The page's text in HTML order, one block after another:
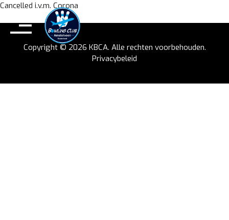
Skip
content
Cancelled i.v.m. Corona
Copyright © 2026 KBCA. Alle rechten voorbehouden.
Privacybeleid